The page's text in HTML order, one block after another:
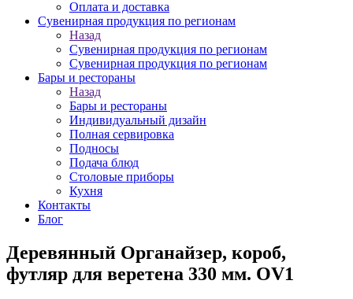
Оплата и доставка
Сувенирная продукция по регионам
Назад
Сувенирная продукция по регионам
Сувенирная продукция по регионам
Бары и рестораны
Назад
Бары и рестораны
Индивидуальный дизайн
Полная сервировка
Подносы
Подача блюд
Столовые приборы
Кухня
Контакты
Блог
Деревянный Органайзер, короб,
футляр для веретена 330 мм. OV1